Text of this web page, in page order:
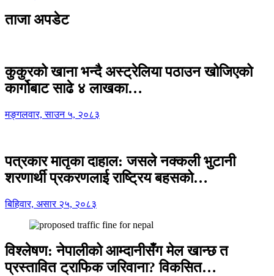
ताजा अपडेट
कुकुरको खाना भन्दै अस्ट्रेलिया पठाउन खोजिएको
कार्गोबाट साढे ४ लाखका…
मङ्गलवार, साउन ५, २०८३
पत्रकार मातृका दाहाल: जसले नक्कली भुटानी
शरणार्थी प्रकरणलाई राष्ट्रिय बहसको…
बिहिवार, असार २५, २०८३
विश्लेषण: नेपालीको आम्दानीसँग मेल खान्छ त
प्रस्तावित ट्राफिक जरिवाना? विकसित…